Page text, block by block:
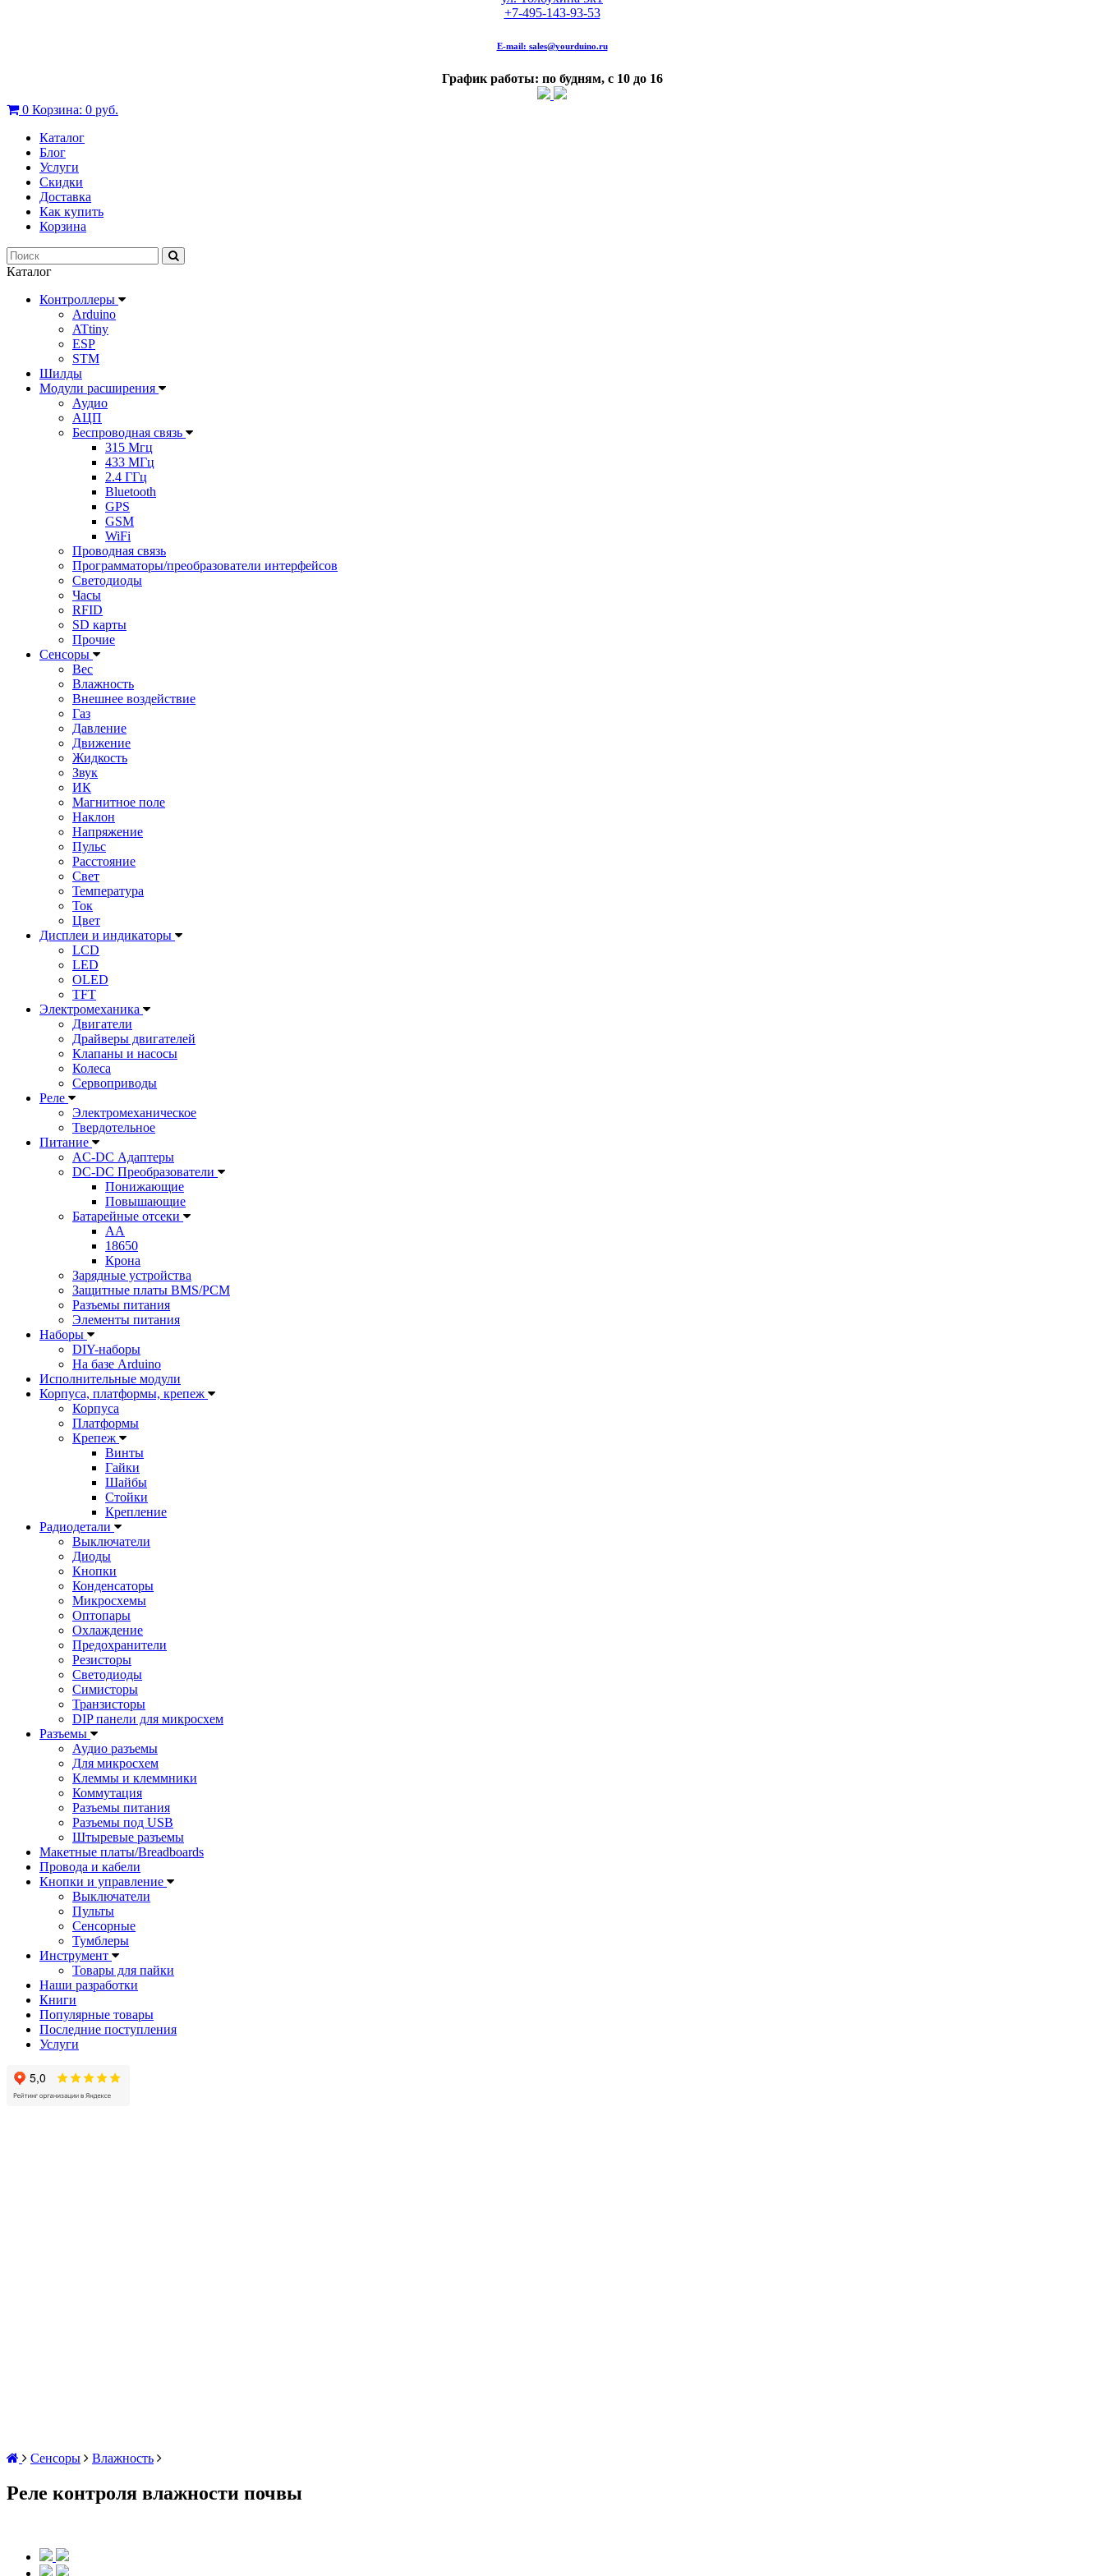
+7-495-143-93-53
E-mail: sales@yourduino.ru
График работы: по будням, с 10 до 16
0 Корзина: 0 руб.
Каталог
Блог
Услуги
Скидки
Доставка
Как купить
Корзина
Каталог
Контроллеры
Arduino
ATtiny
ESP
STM
Шилды
Модули расширения
Аудио
АЦП
Беспроводная связь
315 Мгц
433 МГц
2.4 ГГц
Bluetooth
GPS
GSM
WiFi
Проводная связь
Программаторы/преобразователи интерфейсов
Светодиоды
Часы
RFID
SD карты
Прочие
Сенсоры
Вес
Влажность
Внешнее воздействие
Газ
Давление
Движение
Жидкость
Звук
ИК
Магнитное поле
Наклон
Напряжение
Пульс
Расстояние
Свет
Температура
Ток
Цвет
Дисплеи и индикаторы
LCD
LED
OLED
TFT
Электромеханика
Двигатели
Драйверы двигателей
Клапаны и насосы
Колеса
Сервоприводы
Реле
Электромеханическое
Твердотельное
Питание
AC-DC Адаптеры
DC-DC Преобразователи
Понижающие
Повышающие
Батарейные отсеки
AA
18650
Крона
Зарядные устройства
Защитные платы BMS/PCM
Разъемы питания
Элементы питания
Наборы
DIY-наборы
На базе Arduino
Исполнительные модули
Корпуса, платформы, крепеж
Корпуса
Платформы
Крепеж
Винты
Гайки
Шайбы
Стойки
Крепление
Радиодетали
Выключатели
Диоды
Кнопки
Конденсаторы
Микросхемы
Оптопары
Охлаждение
Предохранители
Резисторы
Светодиоды
Симисторы
Транзисторы
DIP панели для микросхем
Разъемы
Аудио разъемы
Для микросхем
Клеммы и клеммники
Коммутация
Разъемы питания
Разъемы под USB
Штыревые разъемы
Макетные платы/Breadboards
Провода и кабели
Кнопки и управление
Выключатели
Пульты
Сенсорные
Тумблеры
Инструмент
Товары для пайки
Наши разработки
Книги
Популярные товары
Последние поступления
Услуги
Сенсоры Влажность
Реле контроля влажности почвы